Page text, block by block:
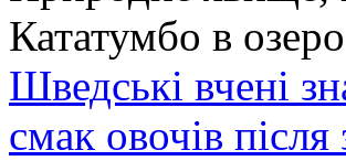
Кататумбо в
Шведські вчені
смак овочів